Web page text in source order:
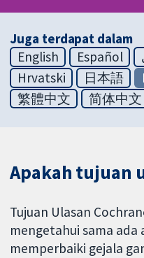
Juga terdapat dalam
English
Español
Hrvatski
日本語
繁體中文
简体中文
Apakah tujuan
Tujuan Ulasan
mengetahui sama
memperbaiki gejala